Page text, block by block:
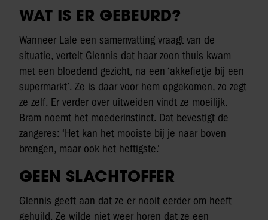
WAT IS ER GEBEURD?
Wanneer Lale een samenvatting vraagt van de
situatie, vertelt Glennis dat haar zoon thuis kwam
met een bloedend gezicht, na een ‘akkefietje bij een
supermarkt’. Ze is daar voor hem opgekomen, zo zegt
ze zelf. Er verder over uitweiden vindt ze moeilijk.
Bram noemt het moederinstinct. Dat bevestigt de
zangeres: ‘Het kan het mooiste bij je naar boven
brengen, maar ook het heftigste.’
GEEN SLACHTOFFER
Glennis geeft aan dat ze er nooit eerder om heeft
gehuild. Ze wilde niet weer horen dat ze een